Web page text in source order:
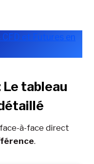
et Futures en
Le tableau
à-face direct
.